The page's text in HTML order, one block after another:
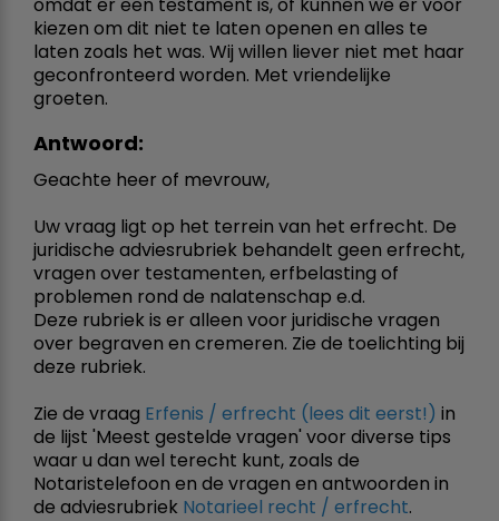
kiezen om dit niet te laten openen en alles te
laten zoals het was. Wij willen liever niet met haar
geconfronteerd worden. Met vriendelijke
groeten.
Antwoord:
Geachte heer of mevrouw,
Uw vraag ligt op het terrein van het erfrecht. De
juridische adviesrubriek behandelt geen erfrecht,
vragen over testamenten, erfbelasting of
problemen rond de nalatenschap e.d.
Deze rubriek is er alleen voor juridische vragen
over begraven en cremeren. Zie de toelichting bij
deze rubriek.
Zie de vraag Erfenis / erfrecht (lees dit eerst!) in
de lijst 'Meest gestelde vragen' voor diverse tips
waar u dan wel terecht kunt, zoals de
Notaristelefoon en de vragen en antwoorden in
de adviesrubriek Notarieel recht / erfrecht.